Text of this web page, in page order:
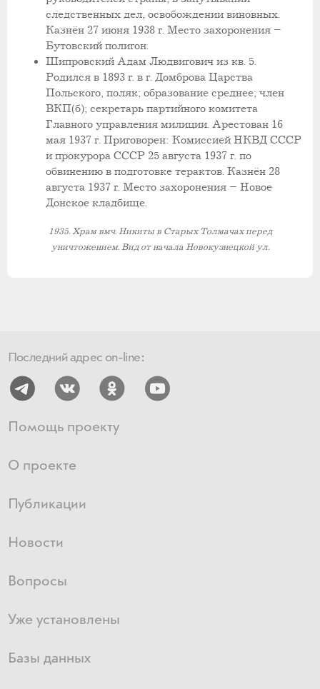
следственных дел, освобождении виновных.
Казнён 27 июня 1938 г. Место захоронения –
Бутовский полигон.
Шипровский Адам Людвигович из кв. 5.
Родился в 1893 г. в г. Домброва Царства
Польского, поляк; образование среднее; член
ВКП(б); секретарь партийного комитета
Главного управления милиции. Арестован 16
мая 1937 г. Приговорен: Комиссией НКВД СССР
и прокурора СССР 25 августа 1937 г. по
обвинению в подготовке терактов. Казнён 28
августа 1937 г. Место захоронения – Новое
Донское кладбище.
1935. Храм вмч. Никиты в Старых Толмачах перед
уничтожением. Вид от начала Новокузнецкой ул.
Последний адрес on-line:
Помощь проекту
О проекте
Публикации
Новости
Вопросы
Уже установлены
Базы данных